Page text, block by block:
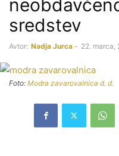
sredstev
Avtor: Nadja Jurca - 22. marca,
Foto: Modra zavarovalnica d. d.